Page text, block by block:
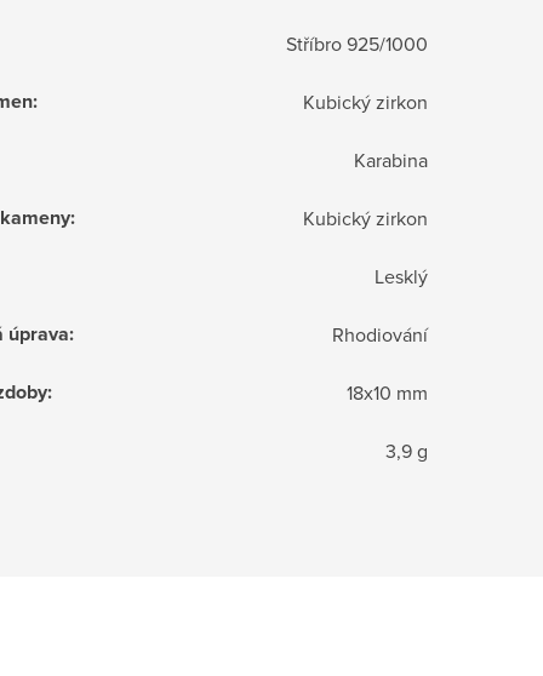
Stříbro 925/1000
: Kubický zirkon
Karabina
: Kubický zirkon
Lesklý
úprava: Rhodiování
: 18x10 mm
3,9 g